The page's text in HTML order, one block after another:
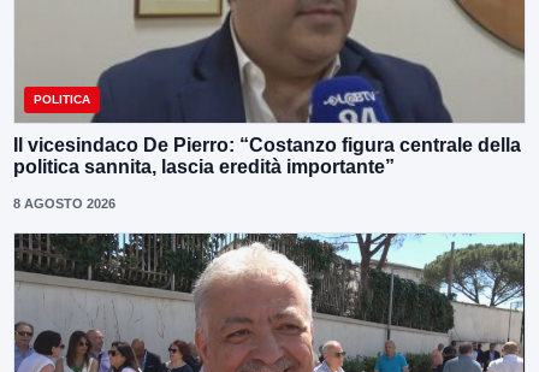
POLITICA
Il vicesindaco De Pierro: “Costanzo figura centrale della
politica sannita, lascia eredità importante”
8 AGOSTO 2026